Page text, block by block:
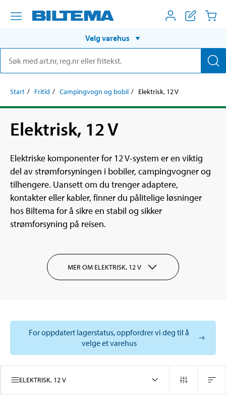
Velg varehus
Start Fritid Campingvogn og bobil Elektrisk, 12 V
Elektrisk, 12 V
Elektriske komponenter for 12 V-system er en viktig
del av strømforsyningen i bobiler, campingvogner og
tilhengere. Uansett om du trenger adaptere,
kontakter eller kabler, finner du pålitelige løsninger
hos Biltema for å sikre en stabil og sikker
strømforsyning på reisen.
MER OM ELEKTRISK, 12 V
For oppdatert lagerstatus, oppfordrer vi deg til å
velge et varehus
ELEKTRISK, 12 V